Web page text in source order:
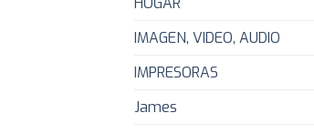
IMAGEN, VIDEO, AUDIO
IMPRESORAS
James